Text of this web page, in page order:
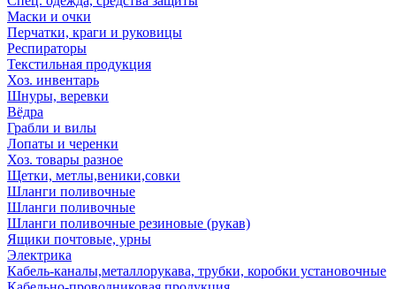
Маски и очки
Перчатки, краги и руковицы
Респираторы
Текстильная продукция
Хоз. инвентарь
Шнуры, веревки
Вёдра
Грабли и вилы
Лопаты и черенки
Хоз. товары разное
Щетки, метлы,веники,совки
Шланги поливочные
Шланги поливочные
Шланги поливочные резиновые (рукав)
Ящики почтовые, урны
Электрика
Кабель-каналы,металлорукава, трубки, коробки установочные